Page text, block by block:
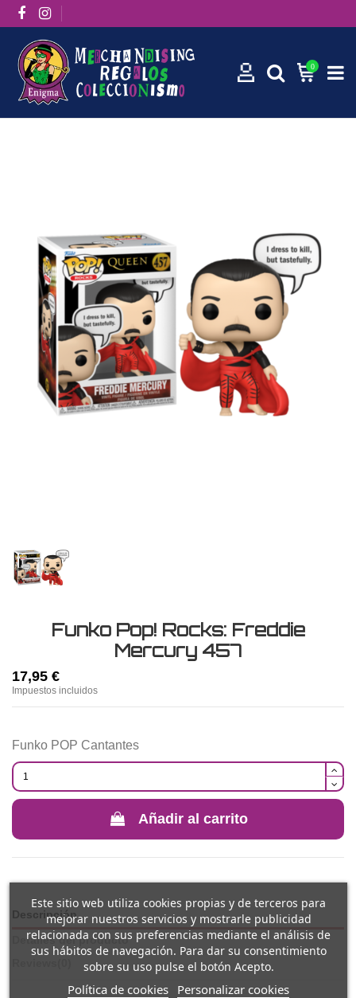
0
Funko Pop! Rocks: Freddie
Mercury 457
17,95 €
Impuestos incluidos
Funko POP Cantantes
Añadir al carrito
Descripción
Detalles del producto
Este sitio web utiliza cookies propias y de terceros para
mejorar nuestros servicios y mostrarle publicidad
relacionada con sus preferencias mediante el análisis de
sus hábitos de navegación. Para dar su consentimiento
sobre su uso pulse el botón Acepto.
Política de cookies Personalizar cookies